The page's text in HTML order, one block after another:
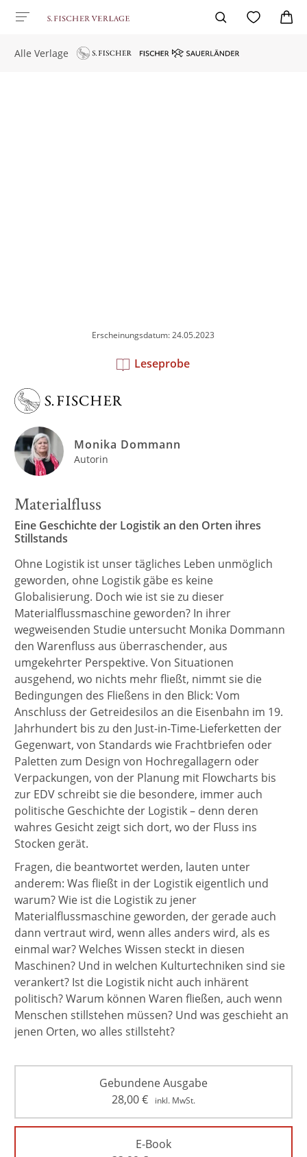
Alle Verlage
Erscheinungsdatum: 24.05.2023
Leseprobe
Monika Dommann
Autorin
Materialfluss
Eine Geschichte der Logistik an den Orten ihres
Stillstands
Ohne Logistik ist unser tägliches Leben unmöglich
geworden, ohne Logistik gäbe es keine
Globalisierung. Doch wie ist sie zu dieser
Materialflussmaschine geworden? In ihrer
wegweisenden Studie untersucht Monika Dommann
den Warenfluss aus überraschender, aus
umgekehrter Perspektive. Von Situationen
ausgehend, wo nichts mehr fließt, nimmt sie die
Bedingungen des Fließens in den Blick: Vom
Anschluss der Getreidesilos an die Eisenbahn im 19.
Jahrhundert bis zu den Just-in-Time-Lieferketten der
Gegenwart, von Standards wie Frachtbriefen oder
Paletten zum Design von Hochregallagern oder
Verpackungen, von der Planung mit Flowcharts bis
zur EDV schreibt sie die besondere, immer auch
politische Geschichte der Logistik – denn deren
wahres Gesicht zeigt sich dort, wo der Fluss ins
Stocken gerät.
Fragen, die beantwortet werden, lauten unter
anderem: Was fließt in der Logistik eigentlich und
warum? Wie ist die Logistik zu jener
Materialflussmaschine geworden, der gerade auch
dann vertraut wird, wenn alles anders wird, als es
einmal war? Welches Wissen steckt in diesen
Maschinen? Und in welchen Kulturtechniken sind sie
verankert? Ist die Logistik nicht auch inhärent
politisch? Warum können Waren fließen, auch wenn
Menschen stillstehen müssen? Und was geschieht an
jenen Orten, wo alles stillsteht?
Gebundene Ausgabe
28,00€ inkl. MwSt.
E-Book